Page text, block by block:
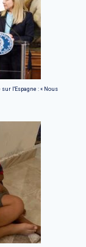
l'Espagne : « Nous